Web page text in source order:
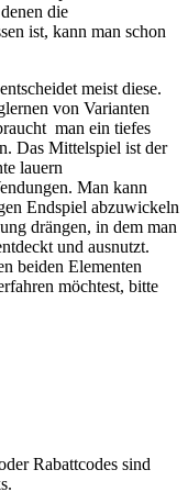
die
ist, kann man schon
meist diese.
von Varianten
man ein tiefes
Das Mittelspiel ist der
lauern
Man kann
Endspiel abzuwickeln
drängen, in dem man
und ausnutzt.
beiden Elementen
möchtest, bitte
Rabattcodes sind